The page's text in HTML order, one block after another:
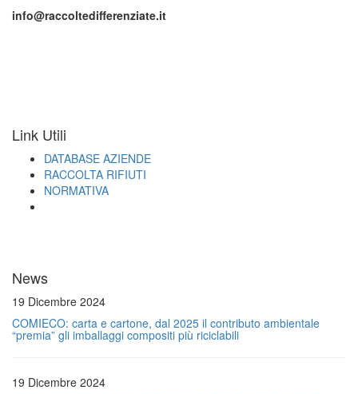
info@raccoltedifferenziate.it
Link Utili
DATABASE AZIENDE
RACCOLTA RIFIUTI
NORMATIVA
News
19 Dicembre 2024
COMIECO: carta e cartone, dal 2025 il contributo ambientale
“premia” gli imballaggi compositi più riciclabili
19 Dicembre 2024